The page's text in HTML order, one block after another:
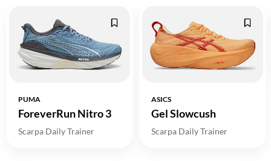
PUMA
ForeverRun Nitro 3
Scarpa Daily Trainer
ASICS
Gel Slowcush
Scarpa Daily Trainer